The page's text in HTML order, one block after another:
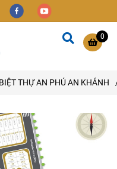
0
THỰ AN PHÚ AN KHÁNH